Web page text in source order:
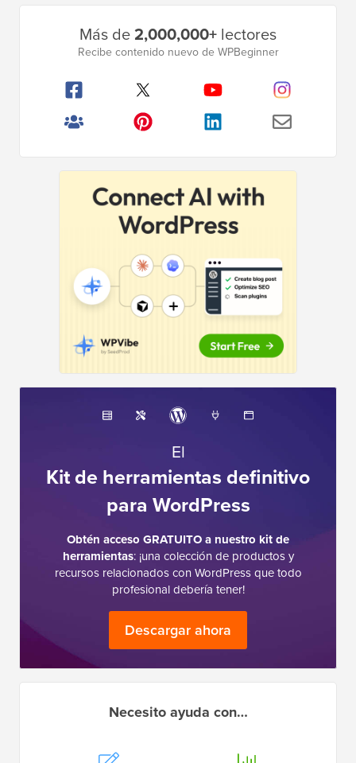
Más de2,000,000+ lectores
Recibe contenido nuevo de WPBeginner
El
Kit de herramientas definitivo
para WordPress
Obtén acceso GRATUITO a nuestro kit de
herramientas: ¡una colección de productos y
recursos relacionados con WordPress que todo
profesional debería tener!
Descargar ahora
Necesito ayuda con…